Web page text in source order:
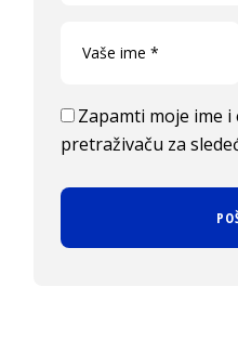
Zapamti moje ime i
pretraživaču za